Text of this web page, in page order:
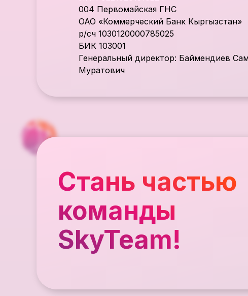
004 Первомайская ГНС
ОАО «Коммерческий Банк Кыргызстан»
р/сч 1030120000785025
БИК 103001
Генеральный директор: Баймендиев
Муратович
Стань частью
команды
SkyTeam!